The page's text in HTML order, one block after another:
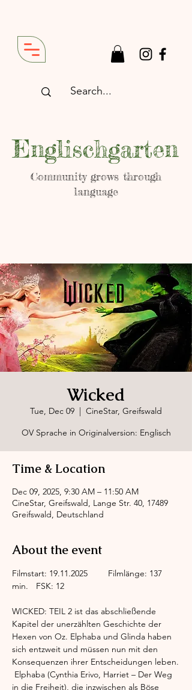
Englischgarten
Community grows through
language
Wicked
Tue, Dec 09
  |
CineStar, Greifswald
OV Sprache in Originalversion: Englisch
Time & Location
Dec 09, 2025, 9:30 AM – 11:50 AM
CineStar, Greifswald, Lange Str. 40, 17489
Greifswald, Deutschland
About the event
Filmstart: 19.11.2025	Filmlänge: 137
min.	FSK: 12
WICKED: TEIL 2 ist das abschließende
Kapitel der unerzählten Geschichte der
Hexen von Oz. Elphaba und Glinda haben
sich entzweit und müssen nun mit den
Konsequenzen ihrer Entscheidungen leben.
in die Freiheit), die inzwischen als Böse